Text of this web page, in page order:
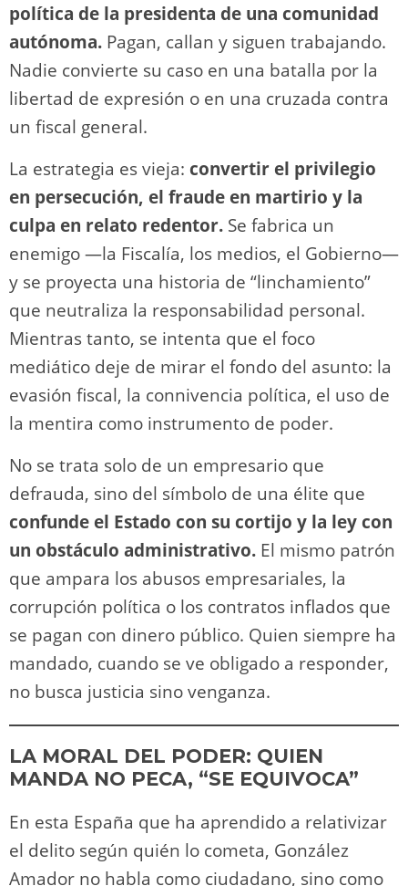
política de la presidenta de una comunidad
autónoma. Pagan, callan y siguen trabajando.
Nadie convierte su caso en una batalla por la
libertad de expresión o en una cruzada contra
un fiscal general.
La estrategia es vieja: convertir el privilegio
en persecución, el fraude en martirio y la
culpa en relato redentor. Se fabrica un
enemigo —la Fiscalía, los medios, el Gobierno—
y se proyecta una historia de “linchamiento”
que neutraliza la responsabilidad personal.
Mientras tanto, se intenta que el foco
mediático deje de mirar el fondo del asunto: la
evasión fiscal, la connivencia política, el uso de
la mentira como instrumento de poder.
No se trata solo de un empresario que
defrauda, sino del símbolo de una élite que
confunde el Estado con su cortijo y la ley con
un obstáculo administrativo. El mismo patrón
que ampara los abusos empresariales, la
corrupción política o los contratos inflados que
se pagan con dinero público. Quien siempre ha
mandado, cuando se ve obligado a responder,
no busca justicia sino venganza.
LA MORAL DEL PODER: QUIEN
MANDA NO PECA, “SE EQUIVOCA”
En esta España que ha aprendido a relativizar
el delito según quién lo cometa, González
Amador no habla como ciudadano, sino como